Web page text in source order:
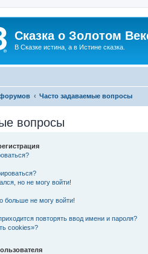
Сказка о Золотом
В Сказке истина, а в Истине сказка.
Часто задаваемые вопросы
вопросы
но не могу войти!
больше не могу войти!
повторять ввод имени и пароля?
cookies»?